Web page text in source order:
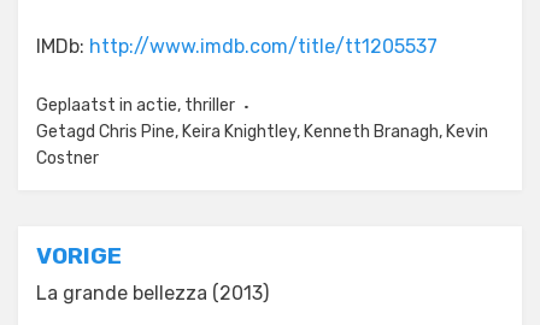
IMDb: http://www.imdb.com/title/tt1205537
Geplaatst in actie, thriller
Getagd Chris Pine, Keira Knightley, Kenneth Branagh, Kevin
Costner
Bericht
navigatie
VORIGE
La grande bellezza (2013)